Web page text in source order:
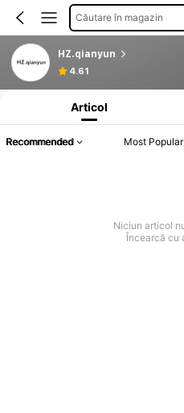
Căutare în magazin
HZ.qianyun
4.61
Informații despre produs: Divulgarea
Articol
Recommended Most Popular
Niciun articol
Încearcă cu